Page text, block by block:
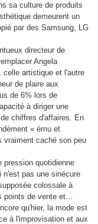
sa culture de produits
demeurent un
par des Samsung, LG
directeur de
Angela
celle artistique et l'autre
de plaire aux
de 6% lors de
à diriger une
chiffres d'affaires. En
« ému et
vraiment caché son peu
pression quotidienne
n'est pas une sinécure
colossale à
points de vente et…
qu'hier, la mode est
à l'improvisation et aux